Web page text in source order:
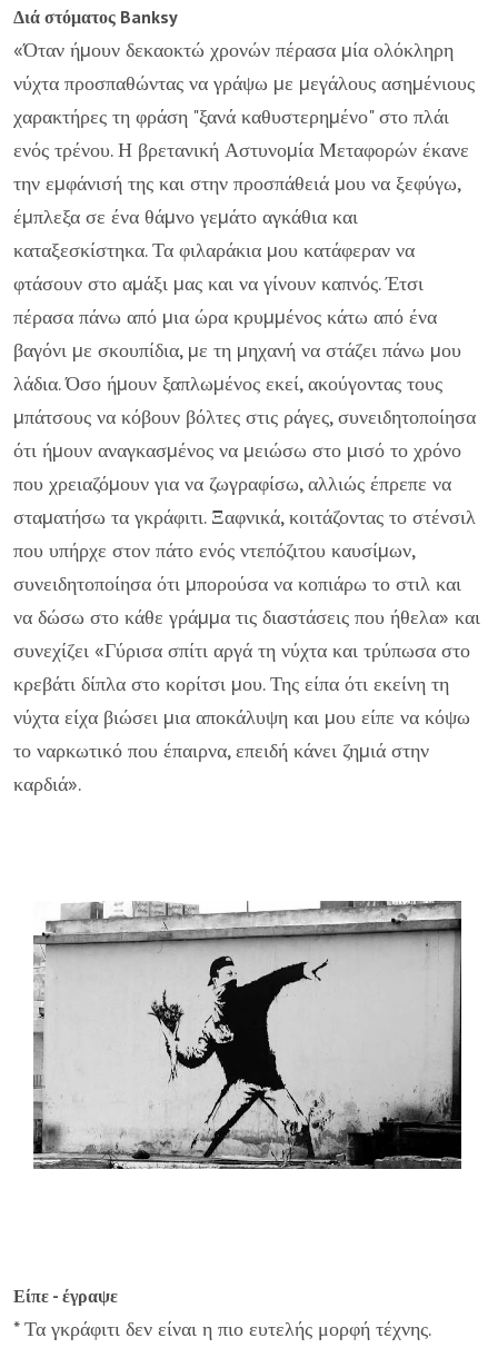
Διά στόματος Banksy
«Όταν ήµουν δεκαοκτώ χρονών πέρασα µία ολόκληρη
νύχτα προσπαθώντας να γράψω µε µεγάλους ασηµένιους
χαρακτήρες τη φράση "ξανά καθυστερηµένο" στο πλάι
ενός τρένου. Η βρετανική Αστυνοµία Μεταφορών έκανε
την εµφάνισή της και στην προσπάθειά µου να ξεφύγω,
έµπλεξα σε ένα θάµνο γεµάτο αγκάθια και
καταξεσκίστηκα. Τα φιλαράκια µου κατάφεραν να
φτάσουν στο αµάξι µας και να γίνουν καπνός. Έτσι
πέρασα πάνω από µια ώρα κρυµµένος κάτω από ένα
βαγόνι µε σκουπίδια, µε τη µηχανή να στάζει πάνω µου
λάδια. Όσο ήµουν ξαπλωµένος εκεί, ακούγοντας τους
µπάτσους να κόβουν βόλτες στις ράγες, συνειδητοποίησα
ότι ήµουν αναγκασµένος να µειώσω στο µισό το χρόνο
που χρειαζόµουν για να ζωγραφίσω, αλλιώς έπρεπε να
σταµατήσω τα γκράφιτι. Ξαφνικά, κοιτάζοντας το στένσιλ
που υπήρχε στον πάτο ενός ντεπόζιτου καυσίµων,
συνειδητοποίησα ότι µπορούσα να κοπιάρω το στιλ και
να δώσω στο κάθε γράµµα τις διαστάσεις που ήθελα» και
συνεχίζει «Γύρισα σπίτι αργά τη νύχτα και τρύπωσα στο
κρεβάτι δίπλα στο κορίτσι µου. Της είπα ότι εκείνη τη
νύχτα είχα βιώσει µια αποκάλυψη και µου είπε να κόψω
το ναρκωτικό που έπαιρνα, επειδή κάνει ζηµιά στην
καρδιά».
Είπε - έγραψε
* Τα γκράφιτι δεν είναι η πιο ευτελής μορφή τέχνης.